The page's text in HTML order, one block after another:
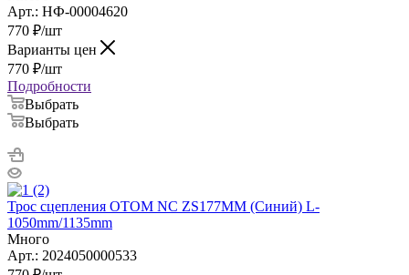
Арт.: НФ-00004620
770 ₽/шт
Варианты цен
770 ₽/шт
Подробности
Выбрать
Выбрать
Трос сцепления OTOM NC ZS177MM (Синий) L-
1050mm/1135mm
Много
Арт.: 2024050000533